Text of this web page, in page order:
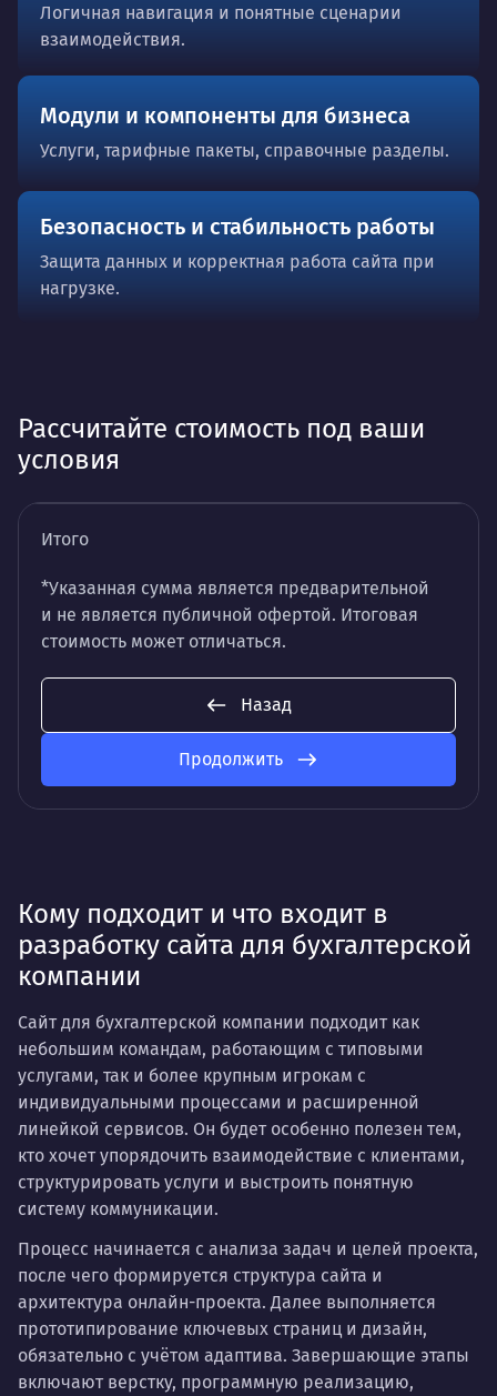
Логичная навигация и понятные сценарии
взаимодействия.
Модули и компоненты для бизнеса
Услуги, тарифные пакеты, справочные разделы.
Безопасность и стабильность работы
Защита данных и корректная работа сайта при
нагрузке.
Рассчитайте стоимость под ваши
условия
Итого
*Указанная сумма является предварительной
и не является публичной офертой. Итоговая
стоимость может отличаться.
Назад
Продолжить
Кому подходит и что входит в
разработку сайта для бухгалтерской
компании
Сайт для бухгалтерской компании подходит как
небольшим командам, работающим с типовыми
услугами, так и более крупным игрокам с
индивидуальными процессами и расширенной
линейкой сервисов. Он будет особенно полезен тем,
кто хочет упорядочить взаимодействие с клиентами,
структурировать услуги и выстроить понятную
систему коммуникации.
Процесс начинается с анализа задач и целей проекта,
после чего формируется структура сайта и
архитектура онлайн-проекта. Далее выполняется
прототипирование ключевых страниц и дизайн,
обязательно с учётом адаптива. Завершающие этапы
включают верстку, программную реализацию,